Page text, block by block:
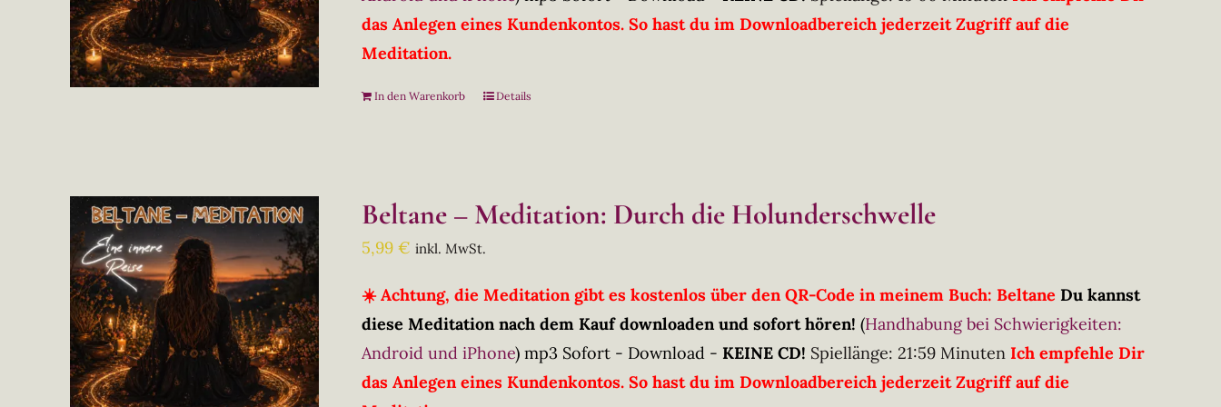
das Anlegen eines Kundenkontos. So hast du im Downloadbereich jederzeit Zugriff auf die
Meditation.
In den Warenkorb Details
Beltane – Meditation: Durch die Holunderschwelle
5,99€ inkl. MwSt.
☀️ Achtung, die Meditation gibt es kostenlos über den QR-Code in meinem Buch: Beltane Du kannst
diese Meditation nach dem Kauf downloaden und sofort hören! (Handhabung bei Schwierigkeiten:
Android und iPhone) mp3 Sofort - Download - KEINE CD! Spiellänge: 21:59 Minuten Ich empfehle Dir
das Anlegen eines Kundenkontos. So hast du im Downloadbereich jederzeit Zugriff auf die